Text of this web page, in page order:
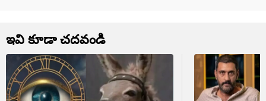
ఇవి కూడా చదవండి